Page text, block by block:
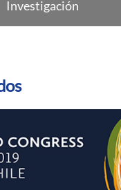
Investigación